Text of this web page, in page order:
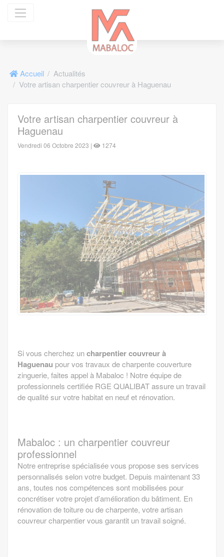
Accueil
Actualités
Votre artisan charpentier couvreur à Haguenau
Votre artisan charpentier couvreur à
Haguenau
Vendredi 06 Octobre 2023 | 1274
Si vous cherchez uncharpentier couvreur à
Haguenau pour vos travaux de charpente couverture
zinguerie, faites appel à Mabaloc ! Notre équipe de
professionnels certifiée RGE QUALIBAT assure un travail
de qualité sur votre habitat en neuf et rénovation.
Mabaloc : un charpentier couvreur
professionnel
Notre entreprise spécialisée vous propose ses services
personnalisés selon votre budget. Depuis maintenant 33
ans, toutes nos compétences sont mobilisées pour
concrétiser votre projet d’amélioration du bâtiment. En
rénovation de toiture ou de charpente, votre artisan
couvreur charpentier vous garantit un travail soigné.